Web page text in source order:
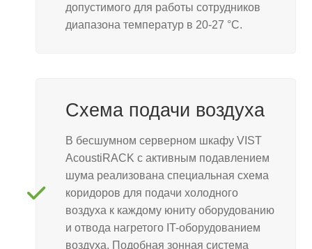
допустимого для работы сотрудников
диапазона температур в 20-27 °С.
Схема подачи воздуха
В бесшумном серверном шкафу VIST
AcoustiRACK с активным подавлением
шума реализована специальная схема
коридоров для подачи холодного
воздуха к каждому юниту оборудованию
и отвода нагретого IT-оборудованием
воздуха. Подобная зонная система